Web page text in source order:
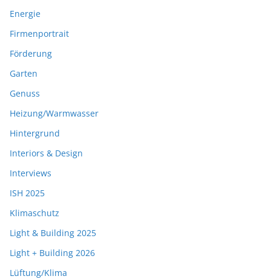
Energie
Firmenportrait
Förderung
Garten
Genuss
Heizung/Warmwasser
Hintergrund
Interiors & Design
Interviews
ISH 2025
Klimaschutz
Light & Building 2025
Light + Building 2026
Lüftung/Klima